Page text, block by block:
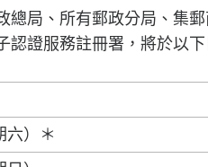
總局、所有郵政分局、集
認證服務註冊署，將於以下
六）＊